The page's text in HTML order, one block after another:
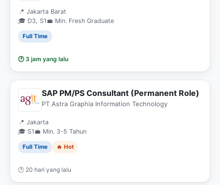
📍 Jakarta Barat
🎓 D3, S1 💼 Min. Fresh Graduate
Full Time
🕐 3 jam yang lalu
SAP PM/PS Consultant (Permanent Role)
PT Astra Graphia Information Technology
📍 Jakarta
🎓 S1 💼 Min. 3-5 Tahun
Full Time 🔥 Hot
🕐 20 hari yang lalu